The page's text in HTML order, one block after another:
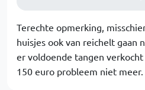
Terechte opmerking,
huisjes ook van reichelt gaan
er voldoende tangen
150 euro probleem niet meer.